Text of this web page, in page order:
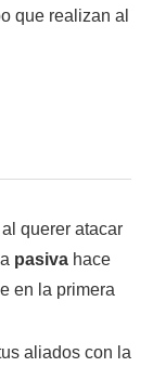
que realizan al
querer atacar
pasiva hace
en la primera
aliados con la